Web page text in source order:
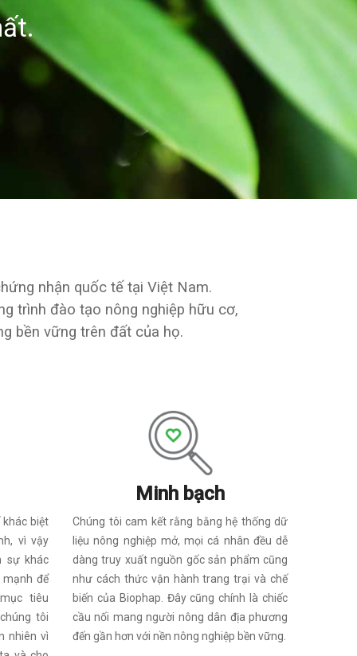
nhận quốc tế tại Việt Nam.
trình đào tạo nông nghiệp hữu cơ,
bền vững trên đất của họ.
biệt
vì vậy
sự khác
để
tiêu
tôi
nhiên vì
Minh bạch
Chúng tôi cam kết rằng bằng hệ thống dữ
liệu nông nghiệp mở, mọi cá nhân đều dễ
dàng truy xuất nguồn gốc sản phẩm cũng
như cách thức vận hành trang trại và chế
biến của Biophap. Đây cũng chính là chiếc
cầu nối mang người nông dân địa phương
đến gần hơn với nền nông nghiệp bền vững.